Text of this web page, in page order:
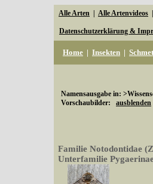
Alle Arten Alle Artenvideos
Datenschutzerklärung &
Home | Insekten |
Namensausgabe in:
Vorschaubilder: ausblenden
Familie Notodontidae
Unterfamilie Pygaerinae